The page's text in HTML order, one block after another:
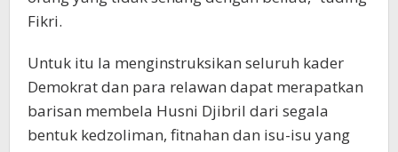
Fikri.
Untuk itu Ia menginstruksikan seluruh kader
Demokrat dan para relawan dapat merapatkan
barisan membela Husni Djibril dari segala
bentuk kedzoliman, fitnahan dan isu-isu yang